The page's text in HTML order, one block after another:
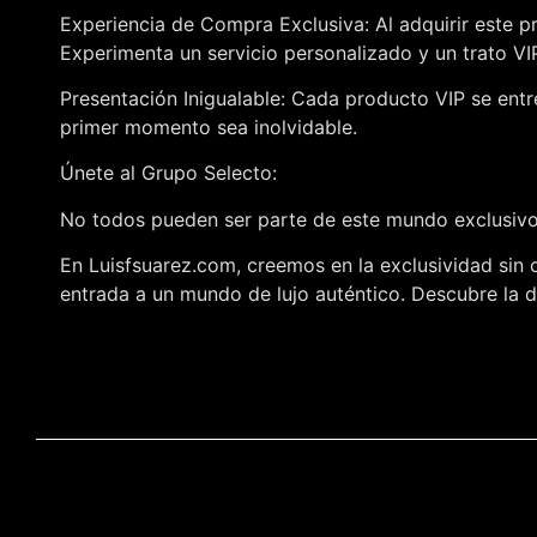
Experiencia de Compra Exclusiva: Al adquirir este
Experimenta un servicio personalizado y un trato
Presentación Inigualable: Cada producto VIP se
primer momento sea inolvidable.
Únete al Grupo Selecto:
No todos pueden ser parte de este mundo
En Luisfsuarez.com, creemos en la exclusividad
entrada a un mundo de lujo auténtico. Descubre